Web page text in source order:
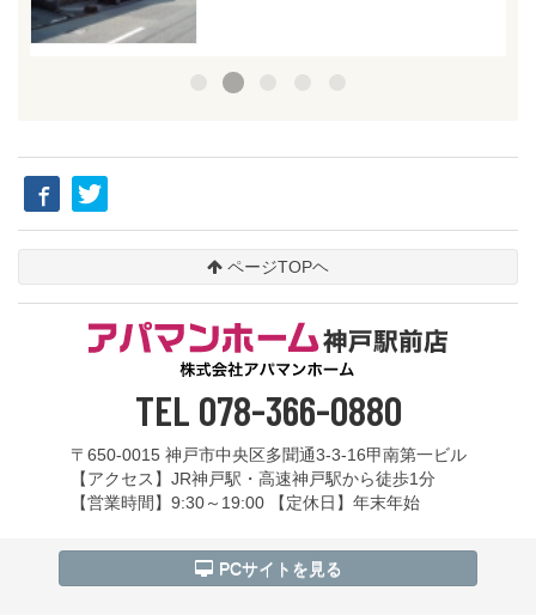
ページTOPヘ
TEL 078-366-0880
〒650-0015 神戸市中央区多聞通3-3-16甲南第一ビル
【アクセス】JR神戸駅・高速神戸駅から徒歩1分
【営業時間】9:30～19:00 【定休日】年末年始
PCサイトを見る